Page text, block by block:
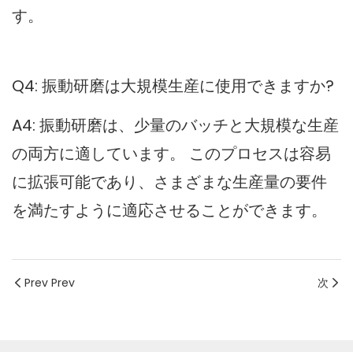
す。
Q4: 振動研磨は大規模生産に使用できますか?
A4: 振動研磨は、少量のバッチと大規模な生産
の両方に適しています。 このプロセスは容易
に拡張可能であり、さまざまな生産量の要件
を満たすように適応させることができます。
Prev Prev 次